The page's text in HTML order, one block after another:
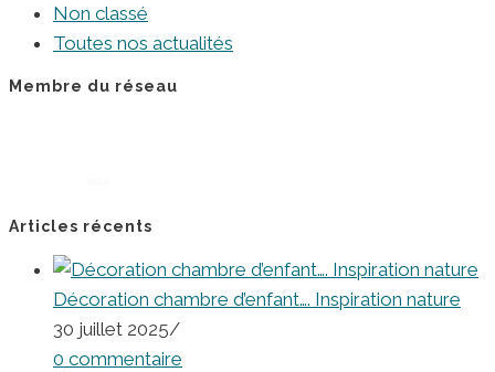
Non classé
Toutes nos actualités
Membre du réseau
Articles récents
Décoration chambre d’enfant…. Inspiration nature
30 juillet 2025/
0 commentaire